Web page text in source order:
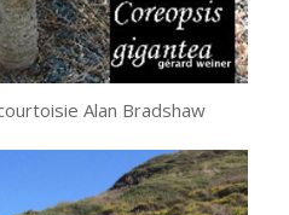
Alan Bradshaw